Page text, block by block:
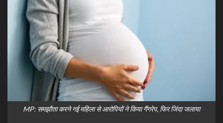
MP: समझौता करने गई महिला से आरोपियों ने किया गैंगरेप, फिर जिंदा जलाया